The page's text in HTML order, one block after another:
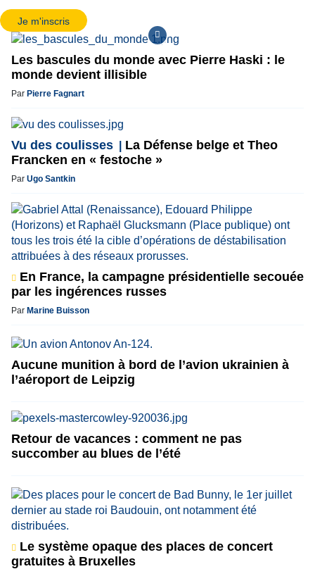
Je m'inscris
Les bascules du monde avec Pierre Haski : le
monde devient illisible
Par Pierre Fagnart
Vu des coulisses
La Défense belge et Theo
Francken en « festoche »
Par Ugo Santkin
En France, la campagne présidentielle secouée
par les ingérences russes
Par Marine Buisson
Aucune munition à bord de l’avion ukrainien à
l’aéroport de Leipzig
Retour de vacances : comment ne pas
succomber au blues de l’été
Le système opaque des places de concert
gratuites à Bruxelles